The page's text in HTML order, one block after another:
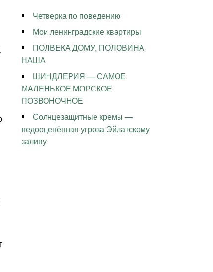
Четверка по поведению
Мои ленинградские квартиры
ПОЛВЕКА ДОМУ, ПОЛОВИНА
НАША
ШИНДЛЕРИЯ — САМОЕ
МАЛЕНЬКОЕ МОРСКОЕ
ПОЗВОНОЧНОЕ
Солнцезащитные кремы —
недооценённая угроза Эйлатскому
заливу